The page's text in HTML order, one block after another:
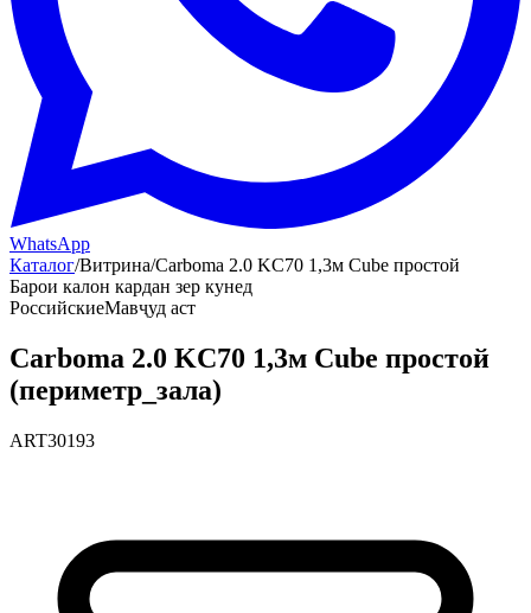
WhatsApp
Каталог/Витрина/Carboma 2.0 KC70 1,3м Cube простой
Барои калон кардан зер кунед
РоссийскиеМавҷуд аст
Carboma 2.0 KC70 1,3м Cube простой
(периметр_зала)
ART30193